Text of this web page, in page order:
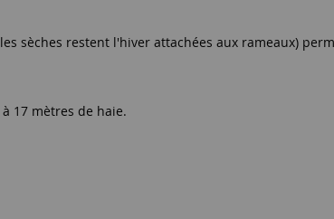
sèches restent l'hiver attachées aux rameaux)
17 mètres de haie.